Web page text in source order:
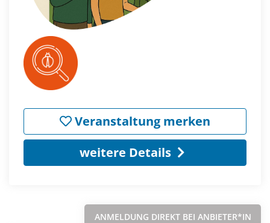
Veranstaltung merken
weitere Details
ANMELDUNG DIREKT BEI ANBIETER*IN